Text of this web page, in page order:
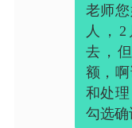
老师
人，
去，
额，
和处
勾选确